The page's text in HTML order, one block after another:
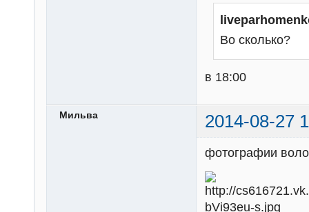
Во сколько?
в 18:00
Мильва 2014-08-27
фотографии